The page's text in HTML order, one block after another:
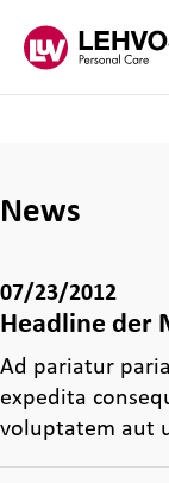
News
07/23/2012
Headline der
Ad pariatur
expedita
voluptatem aut